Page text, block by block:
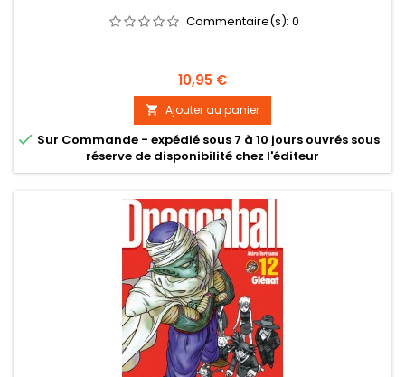
Commentaire(s): 0
Prix
10,95 €
 Ajouter au panier
 Sur Commande - expédié sous 7 à 10 jours ouvrés sous
réserve de disponibilité chez l'éditeur